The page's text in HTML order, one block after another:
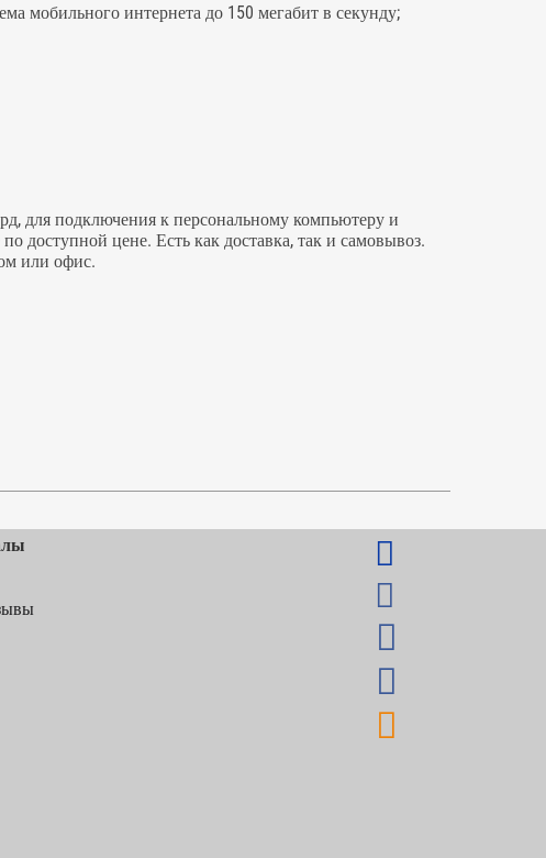
мобильного интернета до 150 мегабит в секунду;
для подключения к персональному компьютеру и
доступной цене. Есть как доставка, так и самовывоз.
или офис.